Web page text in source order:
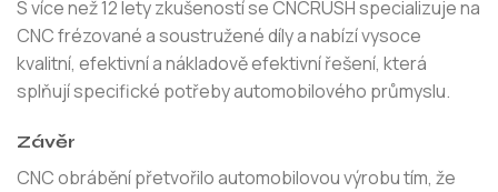
S více než 12 lety zkušeností se CNCRUSH specializuje na
CNC frézované a soustružené díly a nabízí vysoce
kvalitní, efektivní a nákladově efektivní řešení, která
splňují specifické potřeby automobilového průmyslu.
Závěr
CNC obrábění přetvořilo automobilovou výrobu tím, že